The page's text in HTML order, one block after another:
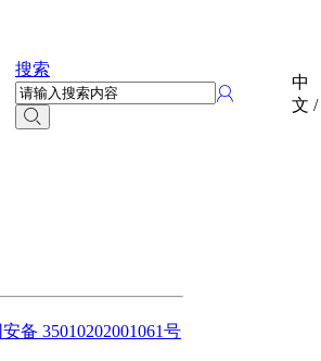
搜索
中
文 /
备 35010202001061号